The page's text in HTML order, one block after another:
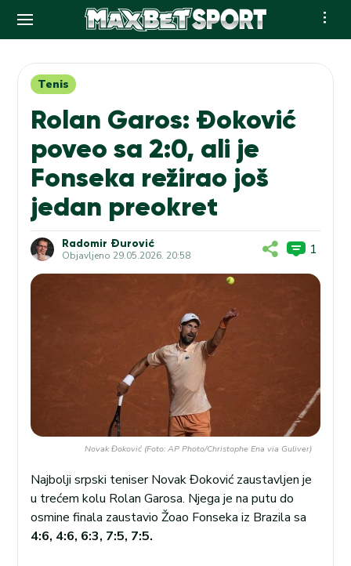
contentTenis
Rolan Garos: Đoković
poveo sa 2:0, ali je
Fonseka režirao još
jedan preokret
Radomir Đurović
Objavljeno 29.05.2026. 20:58 1
Novak Đoković (Foto: AP Photo/Christophe Ena via Guliver)
Najbolji srpski teniser Novak Đoković zaustavljen je
u trećem kolu Rolan Garosa. Njega je na putu do
osmine finala zaustavio Žoao Fonseka iz Brazila sa
4:6, 4:6, 6:3, 7:5, 7:5.